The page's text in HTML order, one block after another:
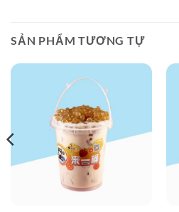
SẢN PHẨM TƯƠNG TỰ